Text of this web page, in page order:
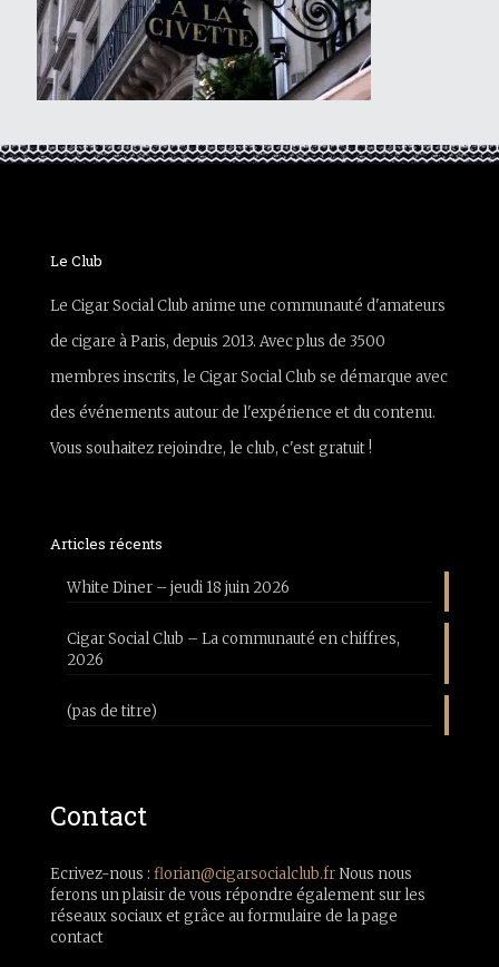
Le Club
Le Cigar Social Club anime une communauté d'amateurs
de cigare à Paris, depuis 2013. Avec plus de 3500
membres inscrits, le Cigar Social Club se démarque avec
des événements autour de l'expérience et du contenu.
Vous souhaitez rejoindre, le club, c'est gratuit !
Articles récents
White Diner – jeudi 18 juin 2026
Cigar Social Club – La communauté en chiffres,
2026
(pas de titre)
Contact
Ecrivez-nous : florian@cigarsocialclub.frNous nous
ferons un plaisir de vous répondre également sur les
réseaux sociaux et grâce au formulaire de la page
contact